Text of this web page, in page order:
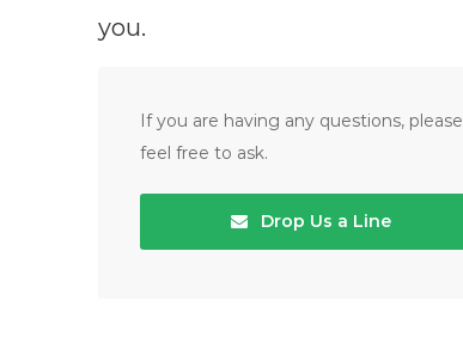
you.
If you are having any questions, please
feel free to ask.
Drop Us a Line